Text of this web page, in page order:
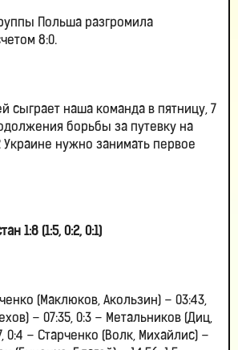
Польша разгромила
8:0.
сыграет наша команда в пятницу, 7
борьбы за путевку на
нужно занимать первое
1:8 (1:5, 0:2, 0:1)
(Маклюков, Акользин) – 03:43,
– 07:35, 0:3 – Метальников (Диц,
0:4 – Старченко (Волк, Михайлис) –